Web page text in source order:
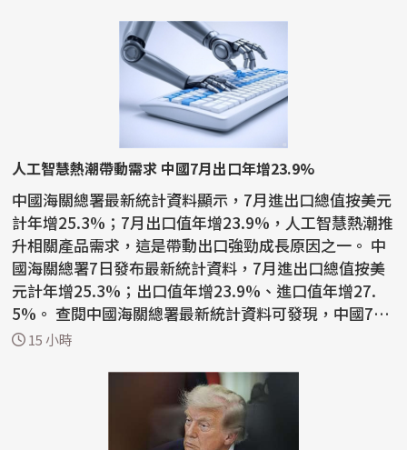
人工智慧熱潮帶動需求 中國7月出口年增23.9%
中國海關總署最新統計資料顯示，7月進出口總值按美元
計年增25.3%；7月出口值年增23.9%，人工智慧熱潮推
升相關產品需求，這是帶動出口強勁成長原因之一。 中
國海關總署7日發布最新統計資料，7月進出口總值按美
元計年增25.3%；出口值年增23.9%、進口值年增27.
5%。 查閱中國海關總署最新統計資料可發現，中國7月
積體電路...
15 小時